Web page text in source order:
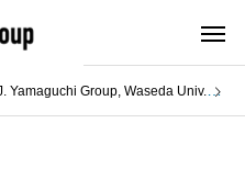
Yamaguchi Group, Waseda Univ.